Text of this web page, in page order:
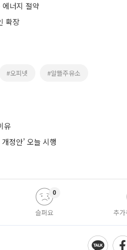
너지 절약
확장
#오피넷 #알뜰주유소
유
정안’ 오늘 시행
슬퍼요
0
추